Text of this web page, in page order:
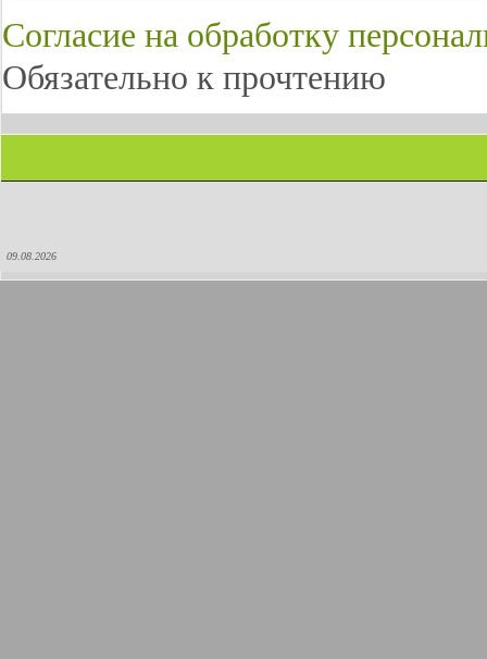
Согласие на обработку
Обязательно к прочтению
09.08.2026